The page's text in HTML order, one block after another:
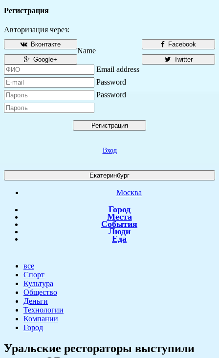
Регистрация
Авторизация через:
Facebook
Вконтакте
Twitter
Google+
Name
Email address
Password
Password
Регистрация
Вход
Екатеринбург
Москва
Город
Места
События
Люди
Еда
все
Спорт
Культура
Общество
Деньги
Технологии
Компании
Город
Уральские рестораторы выступили